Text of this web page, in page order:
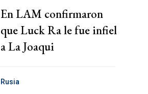
En LAM confirmaron
que Luck Ra le fue infiel
a La Joaqui
Rusia